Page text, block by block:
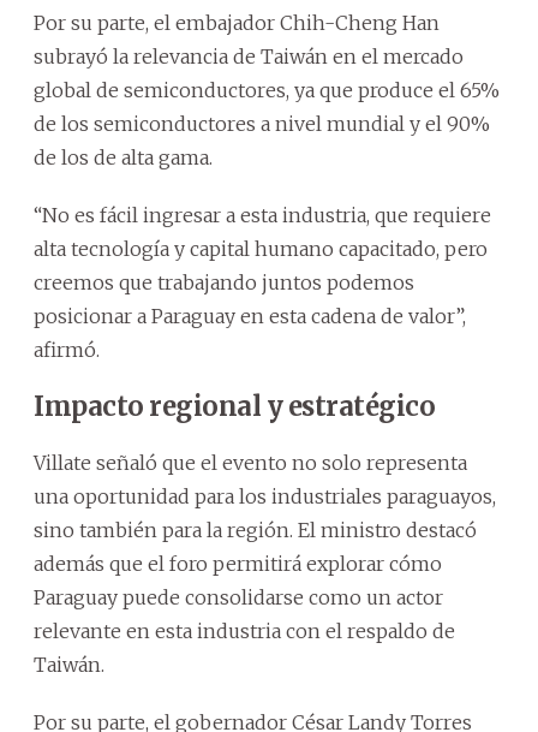
Por su parte, el embajador Chih-Cheng Han
subrayó la relevancia de Taiwán en el mercado
global de semiconductores, ya que produce el 65%
de los semiconductores a nivel mundial y el 90%
de los de alta gama.
“No es fácil ingresar a esta industria, que requiere
alta tecnología y capital humano capacitado, pero
creemos que trabajando juntos podemos
posicionar a Paraguay en esta cadena de valor”,
afirmó.
Impacto regional y estratégico
Villate señaló que el evento no solo representa
una oportunidad para los industriales paraguayos,
sino también para la región. El ministro destacó
además que el foro permitirá explorar cómo
Paraguay puede consolidarse como un actor
relevante en esta industria con el respaldo de
Taiwán.
Por su parte, el gobernador César Landy Torres